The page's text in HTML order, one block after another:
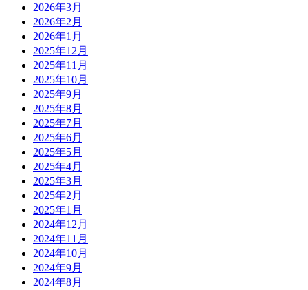
2026年3月
2026年2月
2026年1月
2025年12月
2025年11月
2025年10月
2025年9月
2025年8月
2025年7月
2025年6月
2025年5月
2025年4月
2025年3月
2025年2月
2025年1月
2024年12月
2024年11月
2024年10月
2024年9月
2024年8月